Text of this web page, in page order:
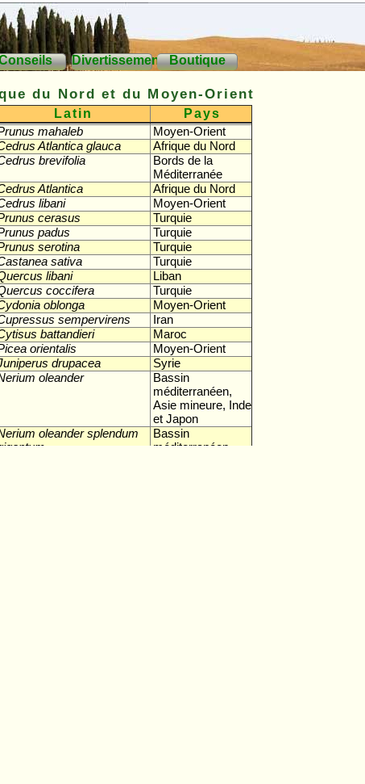
DivertissementsBoutique
du Nord et du Moyen-Orient
Latin Pays
mahaleb
Moyen-Orient
Atlantica glauca
Afrique du Nord
brevifolia
Bords de la
Méditerranée
Atlantica
Afrique du Nord
libani
Moyen-Orient
cerasus
Turquie
padus
Turquie
serotina
Turquie
sativa
Turquie
libani
Liban
coccifera
Turquie
oblonga
Moyen-Orient
sempervirens
Iran
battandieri
Maroc
orientalis
Moyen-Orient
drupacea
Syrie
oleander
Bassin
méditerranéen,
Asie mineure, Inde
et Japon
oleander splendum
Bassin
méditerranéen,